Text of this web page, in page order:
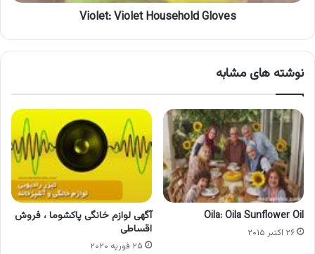
Violet: Violet Household Gloves
نوشته های مشابه
Oila: Oila Sunflower Oil
۲۶ اکتبر ۲۰۱۵
آگهی لوازم خانگی پاکشوما ، فروش
اقساطی
۲۵ فوریه ۲۰۲۰